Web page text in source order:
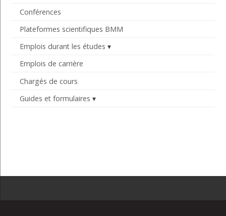
Conférences
Plateformes scientifiques BMM
Emplois durant les études
Emplois de carrière
Chargés de cours
Guides et formulaires